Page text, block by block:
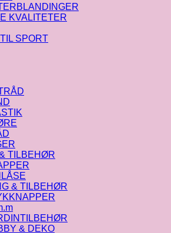
KVALITETER
SPORT
TILBEHØR
& TILBEHØR
& DEKO